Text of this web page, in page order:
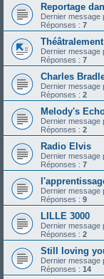
Reportage
Dernier message
Réponses : 7
Dernier message
Réponses : 7
Charles
Dernier message
Réponses : 2
Melody's
Dernier message
Réponses : 2
Radio Elvis
Dernier message
Réponses : 7
Dernier message
Réponses : 9
LILLE 3000
Dernier message
Réponses : 2
Still loving
Dernier message
Réponses : 14